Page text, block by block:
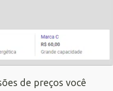
de preços você